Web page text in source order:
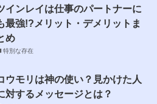
インレイは仕事のパートナーに
最強!?メリット・デメリットま
め
特別な存在
ウモリは神の使い？見かけた人
対するメッセージとは？